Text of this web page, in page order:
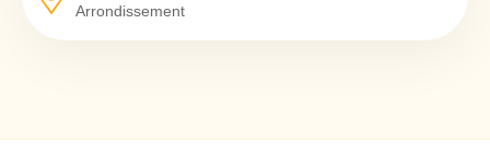
Arrondissement